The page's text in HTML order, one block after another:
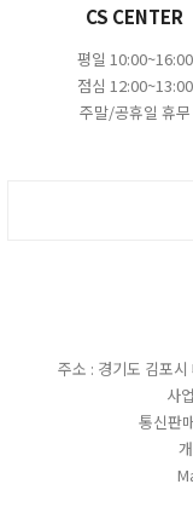
CS CENTER
평일 10:00~16:00
점심 12:00~13:00
주말/공휴일 휴무
주소 : 경기도 김포
사
통신판